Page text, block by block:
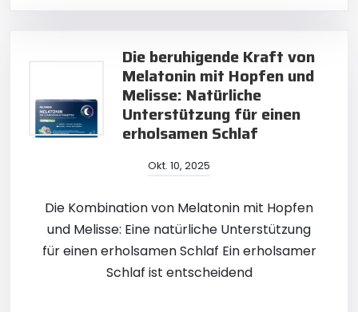
Die beruhigende Kraft von
Melatonin mit Hopfen und
Melisse: Natürliche
Unterstützung für einen
erholsamen Schlaf
Okt. 10, 2025
Die Kombination von Melatonin mit Hopfen
und Melisse: Eine natürliche Unterstützung
für einen erholsamen Schlaf Ein erholsamer
Schlaf ist entscheidend